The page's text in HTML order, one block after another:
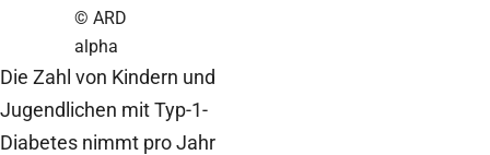
© ARD
alpha
Die Zahl von Kindern und
Jugendlichen mit Typ-1-
Diabetes nimmt pro Jahr